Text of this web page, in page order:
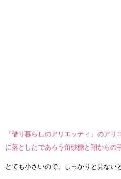
『借り暮らしのアリエッティ』のア
に落としたであろう角砂糖と翔からの
とても小さいので、しっかりと見ない